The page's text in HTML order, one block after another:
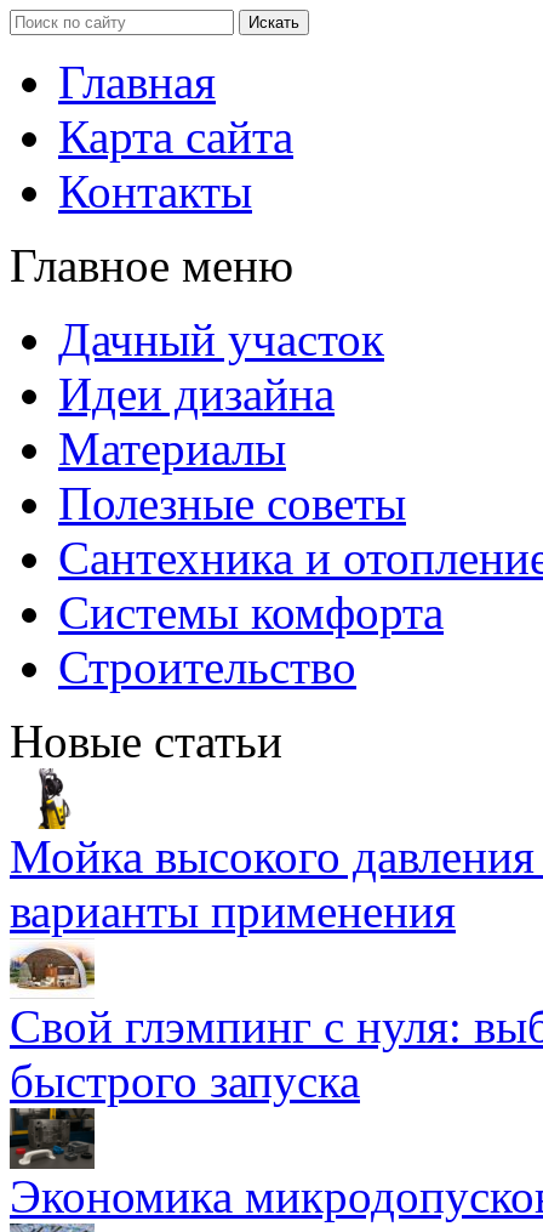
Главная
Карта сайта
Контакты
Главное меню
Дачный участок
Идеи дизайна
Материалы
Полезные советы
Сантехника и
Системы комфорта
Строительство
Новые статьи
Мойка высокого
варианты применения
Свой глэмпинг с нуля:
быстрого запуска
Экономика